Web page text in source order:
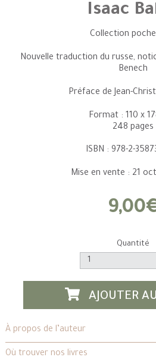
Isaac
Collection poche
Nouvelle traduction du russe,
Benech
Préface de Jean-
Format : 110 x
248 pages
ISBN : 978-2-
Mise en vente : 21
Quantité
AJOUTER
À propos de l’auteur
Où trouver nos livres